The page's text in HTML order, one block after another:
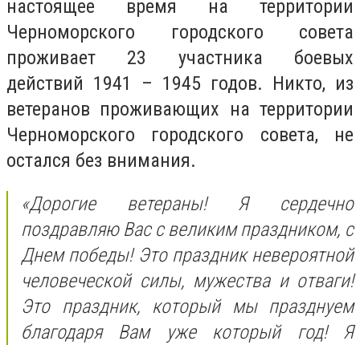
настоящее время на территории
Черноморского городского совета
проживает 23 участника боевых
действий 1941 – 1945 годов. Никто, из
ветеранов проживающих на территории
Черноморского городского совета, не
остался без внимания.
«Дорогие ветераны! Я сердечно
поздравляю Вас с великим праздником, с
Днем победы! Это праздник невероятной
человеческой силы, мужества и отваги!
Это праздник, который мы празднуем
благодаря Вам уже который год! Я